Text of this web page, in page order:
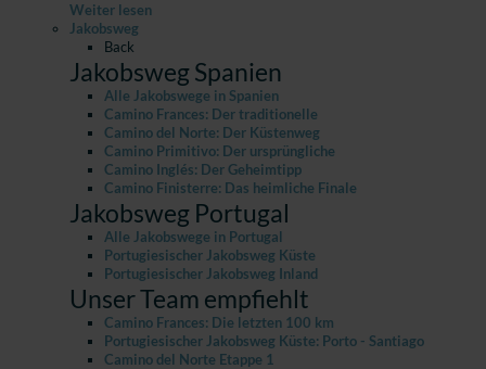
Weiter lesen
Jakobsweg
Back
Jakobsweg Spanien
Alle Jakobswege in Spanien
Camino Frances: Der traditionelle
Camino del Norte: Der Küstenweg
Camino Primitivo: Der ursprüngliche
Camino Inglés: Der Geheimtipp
Camino Finisterre: Das heimliche Finale
Jakobsweg Portugal
Alle Jakobswege in Portugal
Portugiesischer Jakobsweg Küste
Portugiesischer Jakobsweg Inland
Unser Team empfiehlt
Camino Frances: Die letzten 100 km
Portugiesischer Jakobsweg Küste: Porto - Santiago
Camino del Norte Etappe 1